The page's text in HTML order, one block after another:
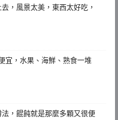
，風景太美，東西太好吃，
宜，水果、海鮮、熟食一堆
，餛飩就是那麼多顆又很便